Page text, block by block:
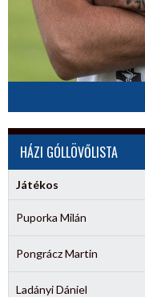
HÁZI GÓLLÖVŐLISTA
Játékos
Puporka Milán
Pongrácz Martin
Ladányi Dániel